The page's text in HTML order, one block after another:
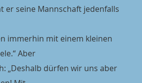
er seine Mannschaft jedenfalls
immerhin mit einem kleinen
Aber
„Deshalb dürfen wir uns aber